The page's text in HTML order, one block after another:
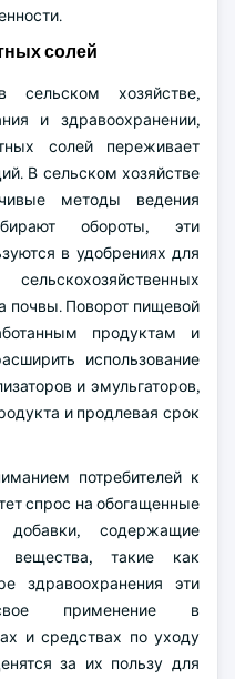
солей
сельском хозяйстве,
и здравоохранении,
солей переживает
В сельском хозяйстве
методы ведения
обороты, эти
в удобрениях для
почвы. Поворот пищевой
продуктам и
использование
и эмульгаторов,
и продлевая срок
потребителей к
спрос на обогащенные
содержащие
вещества, такие как
здравоохранения эти
применение в
и средствах по уходу
за их пользу для